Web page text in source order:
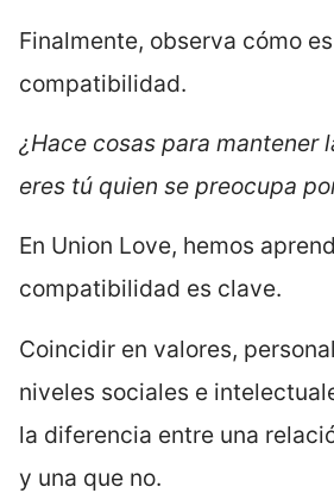
Finalmente, observa cómo
compatibilidad.
¿Hace cosas para mantener
eres tú quien se preocupa
En Union Love, hemos
compatibilidad es clave.
Coincidir en valores,
niveles sociales e
la diferencia entre una
y una que no.